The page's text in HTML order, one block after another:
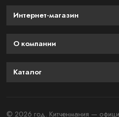
Интернет-магазин
О компании
Каталог
© 2026 год. Китченмания —